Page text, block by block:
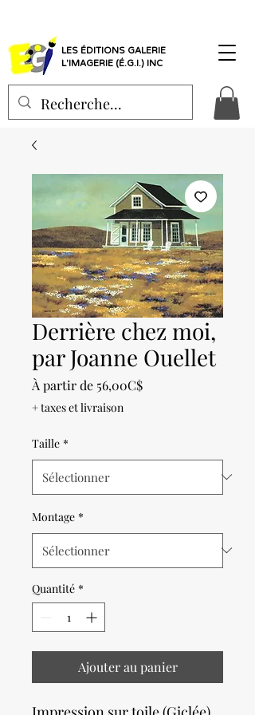
LES ÉDITIONS GALERIE
L'IMAGERIE (É.G.I.) INC
Derrière chez moi,
par Joanne Ouellet
À partir de 56,00C$Prix
+ taxes et livraison
Taille *
Montage *
Quantité *
Ajouter au panier